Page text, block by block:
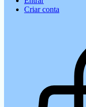
Criar conta